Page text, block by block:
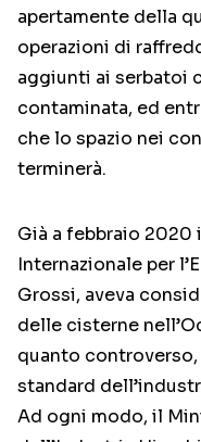
apertamente della
operazioni di
aggiunti ai serbatoi
contaminata, ed
che lo spazio nei
terminerà.
Già a febbraio 2020
Internazionale per
Grossi, aveva
delle cisterne
quanto
standard
Ad ogni modo, il